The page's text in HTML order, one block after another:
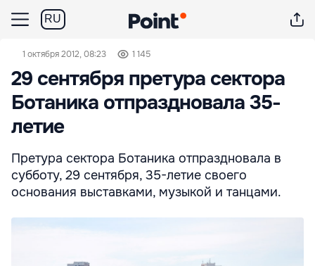
RU
1 октября 2012, 08:23 1 145
29 сентября претура сектора
Ботаника отпраздновала 35-
летие
Претура сектора Ботаника отпраздновала в
субботу, 29 сентября, 35-летие своего
основания выставками, музыкой и танцами.